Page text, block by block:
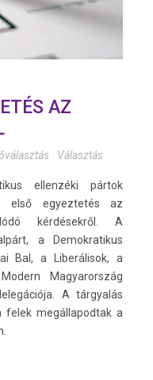
AZ
Választás
ellenzéki pártok
első egyeztetés az
kérdésekről. A
a Demokratikus
Bal, a Liberálisok, a
Magyarország
A tárgyalás
felek megállapodtak a